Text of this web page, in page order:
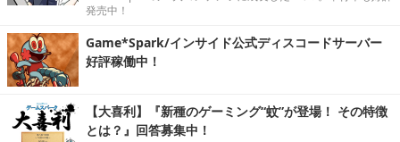
発売中！
Game*Spark/インサイド公式ディスコードサーバー
好評稼働中！
【大喜利】『新種のゲーミング“蚊”が登場！ その特徴
とは？』回答募集中！